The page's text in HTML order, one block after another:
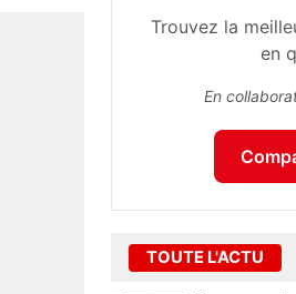
Trouvez la
en
En
TOUTE L'ACTU